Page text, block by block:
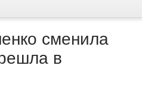
сменила
в